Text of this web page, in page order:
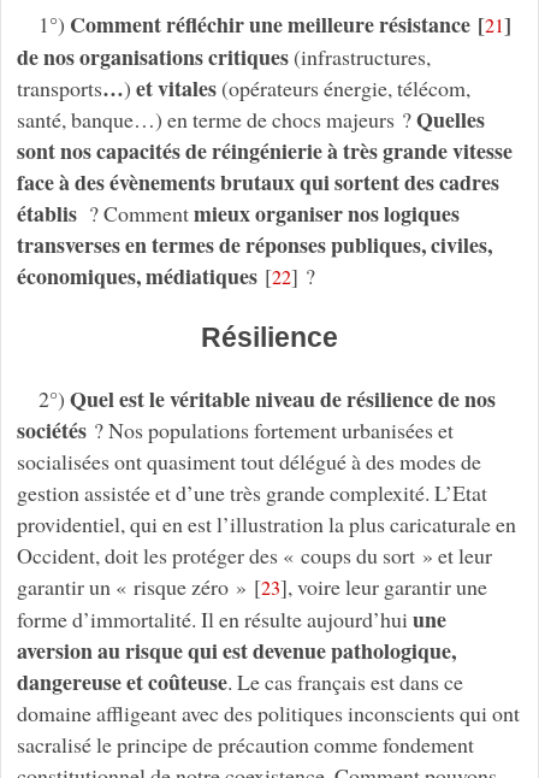
1°) Comment réfléchir une meilleure résistance[21]
de nos organisations critiques(infrastructures,
transports…) et vitales(opérateurs énergie, télécom,
santé, banque…) en terme de chocs majeurs ?Quelles
sont nos capacités de réingénierie à très grande vitesse
face à des évènements brutaux qui sortent des cadres
établis ? Commentmieux organiser nos logiques
transverses en termes de réponses publiques, civiles,
économiques, médiatiques[22] ?
Résilience
2°) Quel est le véritable niveau de résilience de nos
sociétés? Nos populations fortement urbanisées et
socialisées ont quasiment tout délégué à des modes de
gestion assistée et d’une très grande complexité. L’Etat
providentiel, qui en est l’illustration la plus caricaturale en
Occident, doit les protéger des « coups du sort » et leur
garantir un « risque zéro » [23], voire leur garantir une
forme d’immortalité. Il en résulte aujourd’huiune
aversion au risque qui est devenue pathologique,
dangereuse et coûteuse. Le cas français est dans ce
domaine affligeant avec des politiques inconscients qui ont
sacralisé le principe de précaution comme fondement